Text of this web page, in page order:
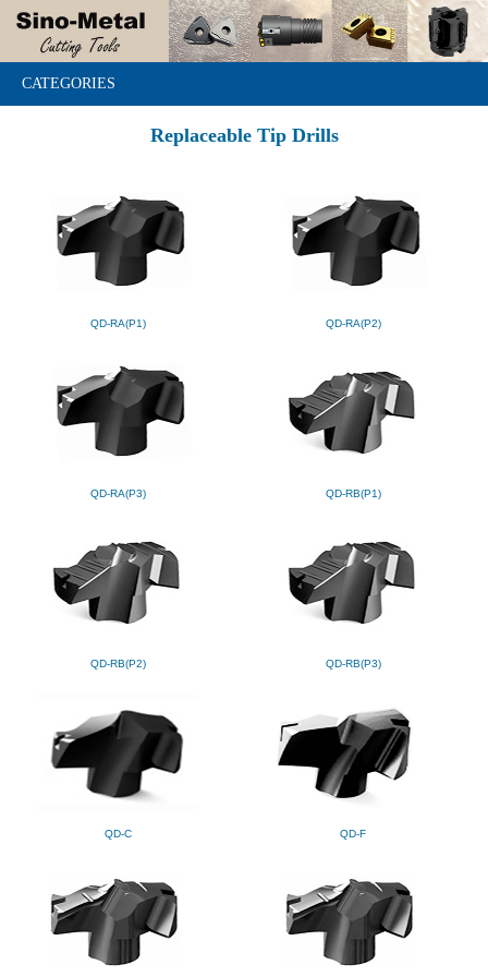
CATEGORIES
Replaceable Tip Drills
QD-RA(P1) QD-RA(P2)
QD-RA(P3) QD-RB(P1)
QD-RB(P2) QD-RB(P3)
QD-C QD-F